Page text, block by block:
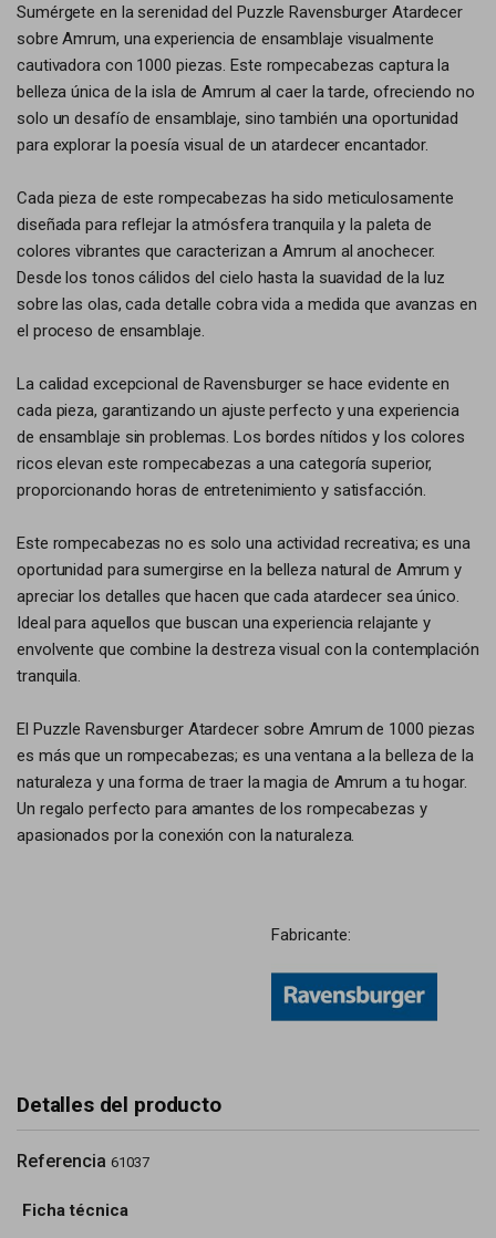
Sumérgete en la serenidad del Puzzle Ravensburger Atardecer
sobre Amrum, una experiencia de ensamblaje visualmente
cautivadora con 1000 piezas. Este rompecabezas captura la
belleza única de la isla de Amrum al caer la tarde, ofreciendo no
solo un desafío de ensamblaje, sino también una oportunidad
para explorar la poesía visual de un atardecer encantador.
Cada pieza de este rompecabezas ha sido meticulosamente
diseñada para reflejar la atmósfera tranquila y la paleta de
colores vibrantes que caracterizan a Amrum al anochecer.
Desde los tonos cálidos del cielo hasta la suavidad de la luz
sobre las olas, cada detalle cobra vida a medida que avanzas en
el proceso de ensamblaje.
La calidad excepcional de Ravensburger se hace evidente en
cada pieza, garantizando un ajuste perfecto y una experiencia
de ensamblaje sin problemas. Los bordes nítidos y los colores
ricos elevan este rompecabezas a una categoría superior,
proporcionando horas de entretenimiento y satisfacción.
Este rompecabezas no es solo una actividad recreativa; es una
oportunidad para sumergirse en la belleza natural de Amrum y
apreciar los detalles que hacen que cada atardecer sea único.
Ideal para aquellos que buscan una experiencia relajante y
envolvente que combine la destreza visual con la contemplación
tranquila.
El Puzzle Ravensburger Atardecer sobre Amrum de 1000 piezas
es más que un rompecabezas; es una ventana a la belleza de la
naturaleza y una forma de traer la magia de Amrum a tu hogar.
Un regalo perfecto para amantes de los rompecabezas y
apasionados por la conexión con la naturaleza.
Fabricante:
Detalles del producto
Referencia 61037
Ficha técnica